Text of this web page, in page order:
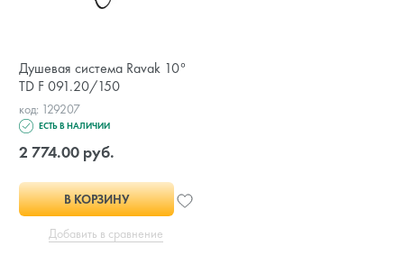
Душевая система Ravak 10°
TD F 091.20/150
код: 129207
ЕСТЬ В НАЛИЧИИ
2 774.00 руб.
В КОРЗИНУ
Добавить в сравнение